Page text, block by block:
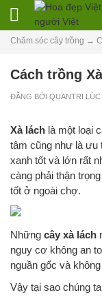
Chăm sóc cây trồng →
Cách trồng
ĐĂNG BỞI QUANTRI LÚC
Xà lách là một loại
tâm cũng như là ưu
xanh tốt và lớn rất
càng phải thận
tốt ở ngoài chợ.
Những cây xà lách
nguy cơ không an
nguần gốc và
Vậy tại sao chúng